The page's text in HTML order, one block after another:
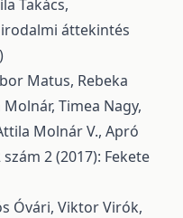
Takács,
áttekintés
Matus, Rebeka
Timea Nagy,
Molnár V., Apró
2 (2017): Fekete
Óvári, Viktor Virók,